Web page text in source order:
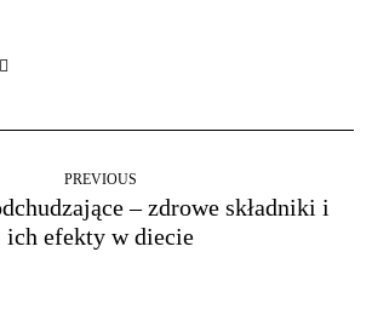
PREVIOUS
– zdrowe składniki i
ich efekty w diecie